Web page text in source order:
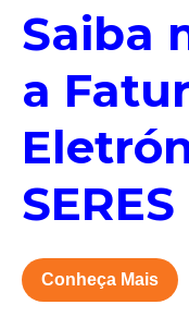
Saiba
a
SERES
Conheça Mais